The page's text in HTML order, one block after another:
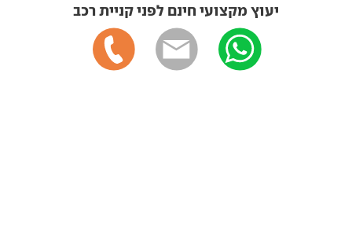
יעוץ מקצועי חינם לפני קניית רכב